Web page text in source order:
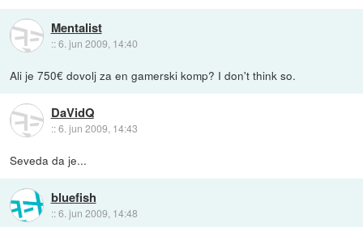
Mentalist
::6. jun 2009, 14:40
Ali je 750€ dovolj za en gamerski komp? I don't think so.
DaVidQ
::6. jun 2009, 14:43
Seveda da je...
bluefish
::6. jun 2009, 14:48